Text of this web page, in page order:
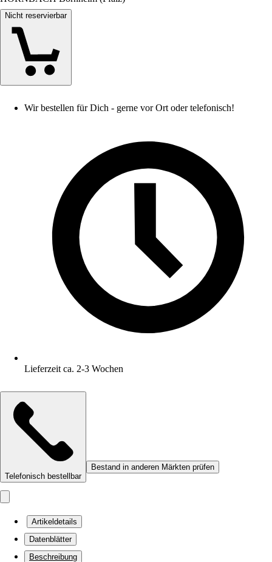
Nicht reservierbar
Wir bestellen für Dich - gerne vor Ort oder telefonisch!
Lieferzeit ca. 2-3 Wochen
Telefonisch bestellbar
Bestand in anderen Märkten prüfen
Artikeldetails
Datenblätter
Beschreibung